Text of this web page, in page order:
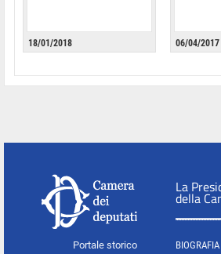
18/01/2018 06/04/2017
Portale storico
La
della
BIOGRAFIA